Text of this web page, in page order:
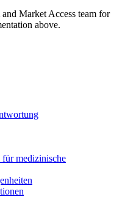
Market Access team for
above.
medizinische